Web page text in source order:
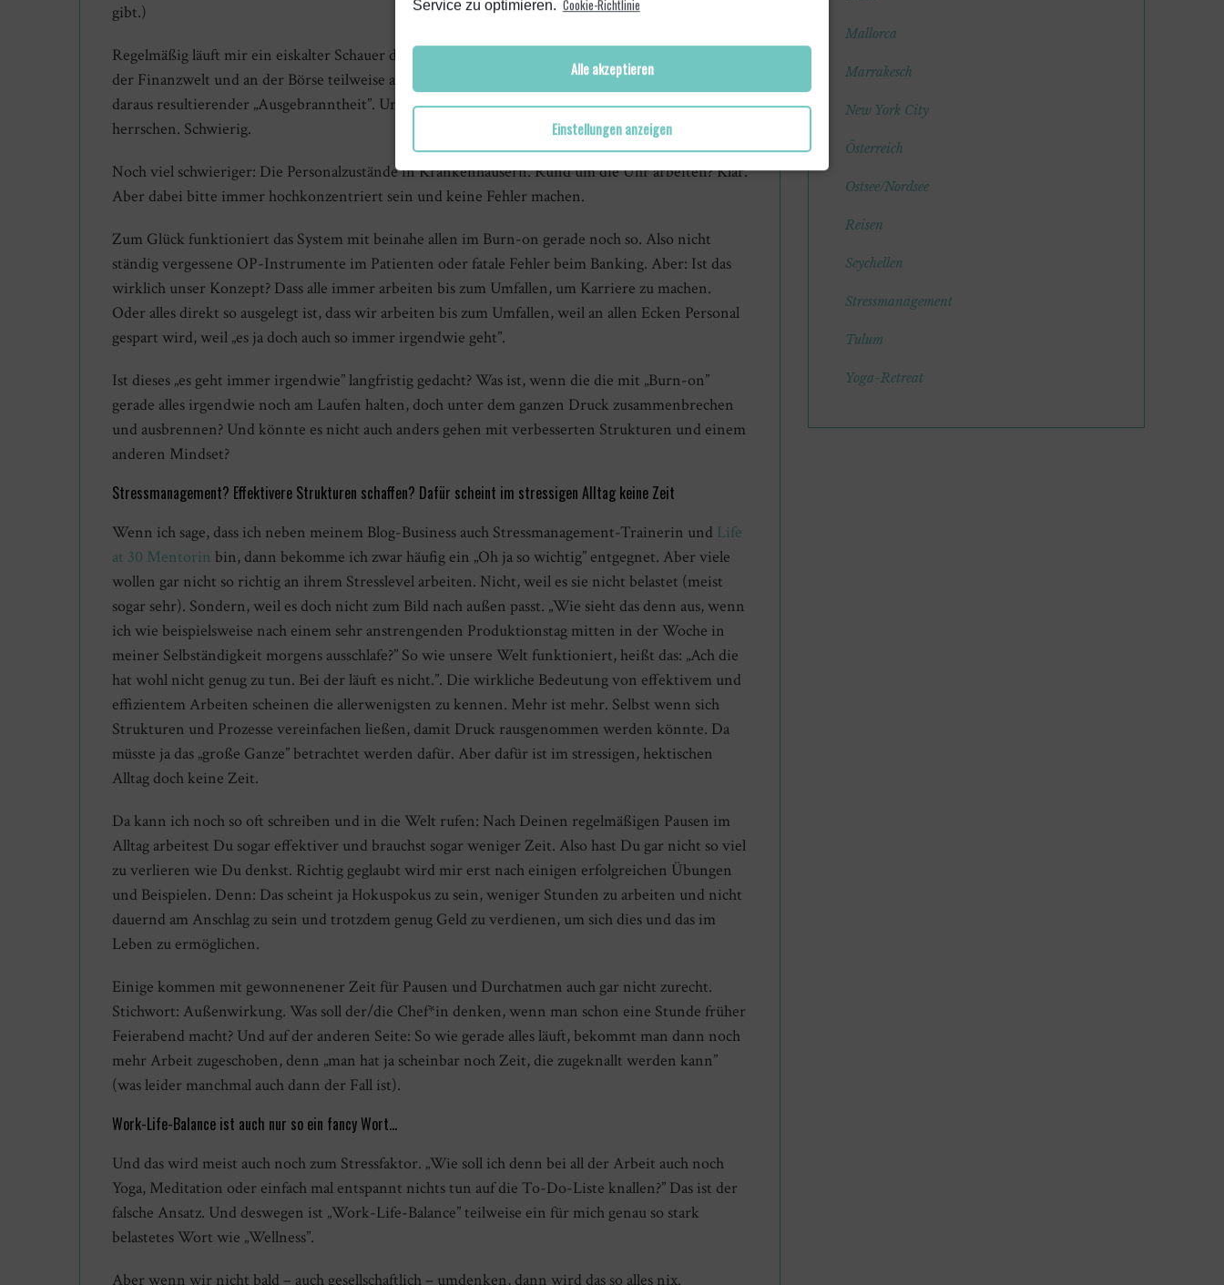
Service zu optimieren. Cookie-Richtlinie
Alle akzeptieren
Einstellungen anzeigen
gibt.)
Regelmäßig läuft mir ein eiskalter Schauer den Rücken herunter, wenn ich dran denke, wie es in
der Finanzwelt und an der Börse teilweise abgeht in Bezug auf Arbeitsstunden, Stresslevel und
daraus resultierender „Ausgebranntheit”. Und dann soll Vertrauen im Umgang mit Geld
herrschen. Schwierig.
Noch viel schwieriger: Die Personalzustände in Krankenhäusern. Rund um die Uhr arbeiten? Klar.
Aber dabei bitte immer hochkonzentriert sein und keine Fehler machen.
Zum Glück funktioniert das System mit beinahe allen im Burn-on gerade noch so. Also nicht
ständig vergessene OP-Instrumente im Patienten oder fatale Fehler beim Banking. Aber: Ist das
wirklich unser Konzept? Dass alle immer arbeiten bis zum Umfallen, um Karriere zu machen.
Oder alles direkt so ausgelegt ist, dass wir arbeiten bis zum Umfallen, weil an allen Ecken Personal
gespart wird, weil „es ja doch auch so immer irgendwie geht”.
Ist dieses „es geht immer irgendwie” langfristig gedacht? Was ist, wenn die die mit „Burn-on”
gerade alles irgendwie noch am Laufen halten, doch unter dem ganzen Druck zusammenbrechen
und ausbrennen? Und könnte es nicht auch anders gehen mit verbesserten Strukturen und einem
anderen Mindset?
Stressmanagement? Effektivere Strukturen schaffen? Dafür scheint im stressigen Alltag keine Zeit
Wenn ich sage, dass ich neben meinem Blog-Business auch Stressmanagement-Trainerin und Life
at 30 Mentorin bin, dann bekomme ich zwar häufig ein „Oh ja so wichtig” entgegnet. Aber viele
wollen gar nicht so richtig an ihrem Stresslevel arbeiten. Nicht, weil es sie nicht belastet (meist
sogar sehr). Sondern, weil es doch nicht zum Bild nach außen passt. „Wie sieht das denn aus, wenn
ich wie beispielsweise nach einem sehr anstrengenden Produktionstag mitten in der Woche in
meiner Selbständigkeit morgens ausschlafe?” So wie unsere Welt funktioniert, heißt das: „Ach die
hat wohl nicht genug zu tun. Bei der läuft es nicht.”. Die wirkliche Bedeutung von effektivem und
effizientem Arbeiten scheinen die allerwenigsten zu kennen. Mehr ist mehr. Selbst wenn sich
Strukturen und Prozesse vereinfachen ließen, damit Druck rausgenommen werden könnte. Da
müsste ja das „große Ganze” betrachtet werden dafür. Aber dafür ist im stressigen, hektischen
Alltag doch keine Zeit.
Da kann ich noch so oft schreiben und in die Welt rufen: Nach Deinen regelmäßigen Pausen im
Alltag arbeitest Du sogar effektiver und brauchst sogar weniger Zeit. Also hast Du gar nicht so viel
zu verlieren wie Du denkst. Richtig geglaubt wird mir erst nach einigen erfolgreichen Übungen
und Beispielen. Denn: Das scheint ja Hokuspokus zu sein, weniger Stunden zu arbeiten und nicht
dauernd am Anschlag zu sein und trotzdem genug Geld zu verdienen, um sich dies und das im
Leben zu ermöglichen.
Einige kommen mit gewonnenener Zeit für Pausen und Durchatmen auch gar nicht zurecht.
Stichwort: Außenwirkung. Was soll der/die Chef*in denken, wenn man schon eine Stunde früher
Feierabend macht? Und auf der anderen Seite: So wie gerade alles läuft, bekommt man dann noch
mehr Arbeit zugeschoben, denn „man hat ja scheinbar noch Zeit, die zugeknallt werden kann”
(was leider manchmal auch dann der Fall ist).
Work-Life-Balance ist auch nur so ein fancy Wort…
Und das wird meist auch noch zum Stressfaktor. „Wie soll ich denn bei all der Arbeit auch noch
Yoga, Meditation oder einfach mal entspannt nichts tun auf die To-Do-Liste knallen?” Das ist der
falsche Ansatz. Und deswegen ist „Work-Life-Balance” teilweise ein für mich genau so stark
belastetes Wort wie „Wellness”.
Aber wenn wir nicht bald – auch gesellschaftlich – umdenken, dann wird das so alles nix.
Mallorca
Marrakesch
New York City
Österreich
Ostsee/Nordsee
Reisen
Seychellen
Stressmanagement
Tulum
Yoga-Retreat